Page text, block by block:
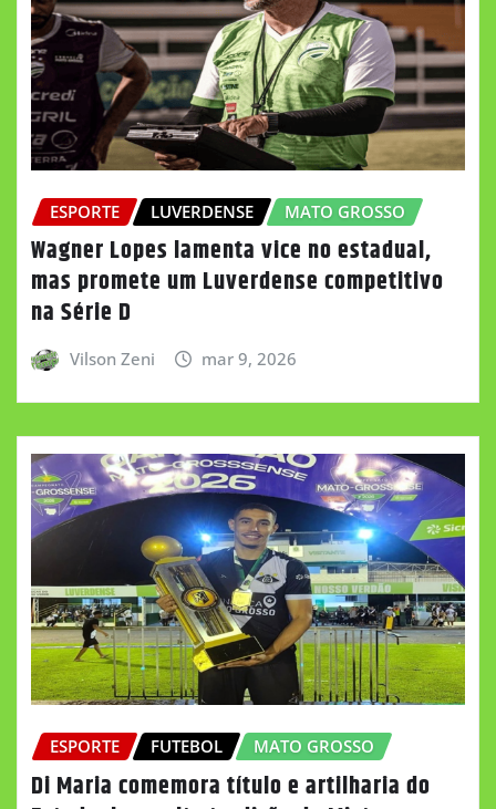
ESPORTE LUVERDENSE MATO GROSSO
Wagner Lopes lamenta vice no estadual,
mas promete um Luverdense competitivo
na Série D
Vilson Zeni mar 9, 2026
ESPORTE FUTEBOL MATO GROSSO
Di Maria comemora título e artilharia do